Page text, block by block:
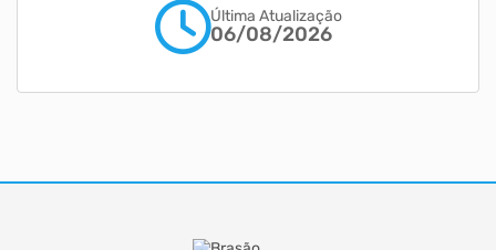
Última Atualização
06/08/2026